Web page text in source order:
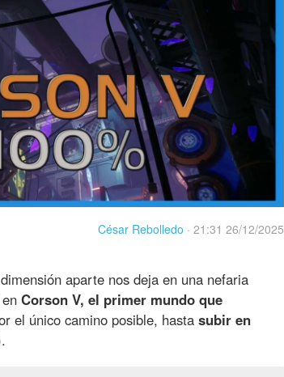
César Rebolledo · 21:31 26/12/2025
aparte nos deja en una nefaria
Corson V, el primer mundo que
el único camino posible, hasta subir en